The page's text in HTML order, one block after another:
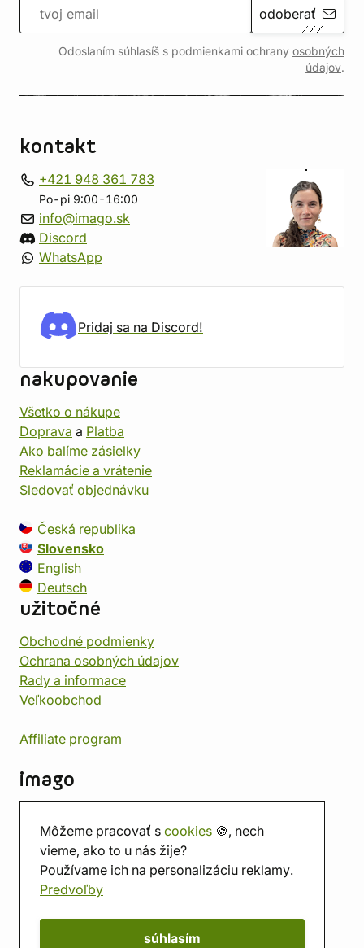
Môžeme pracovať s cookies 🍪, nech
vieme, ako to u nás žije?
Používame ich na personalizáciu reklamy.
Predvoľby
súhlasím
odoberať
Odoslaním súhlasíš s podmienkami ochrany osobných
údajov.
kontakt
+421 948 361 783
Po-pi 9:00-16:00
info@imago.sk
Discord
WhatsApp
Pridaj sa na Discord!
nakupovanie
Všetko o nákupe
Doprava a Platba
Ako balíme zásielky
Reklamácie a vrátenie
Sledovať objednávku
Česká republika
Slovensko
English
Deutsch
užitočné
Obchodné podmienky
Ochrana osobných údajov
Rady a informace
Veľkoobchod
Affiliate program
imago
Predajňa
Herňa
O nás
Hodnotenie obchodu